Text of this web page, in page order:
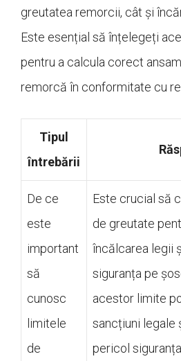
greutatea remorcii, cât și
Este esențial să înțelegeți
pentru a calcula corect
remorcă în conformitate cu
Tipul
întrebării
De ce
este
important
să
cunosc
limitele
de
Este crucial să
de greutate
încălcarea legii
siguranța pe
acestor limite
sancțiuni legale
pericol